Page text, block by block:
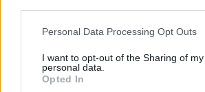
Personal Data Processing Opt Outs
I want to opt-out of the Sharing of my
personal data.
Opted In
Afegeix L'Actualcom a font
Google de forma gratuïta
Estigues informat amb les últimes